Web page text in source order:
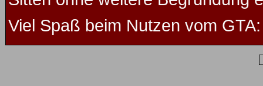
Viel Spaß beim Nutzen vom